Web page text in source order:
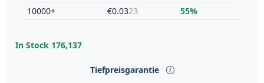
10000+
€0.0323
55%
In Stock 176,137
Tiefpreisgarantie